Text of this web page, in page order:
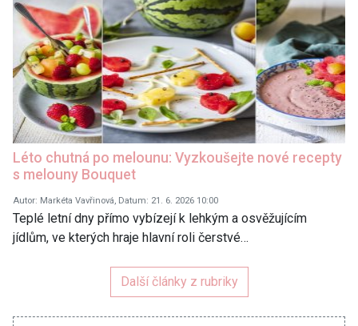
Léto chutná po melounu: Vyzkoušejte nové recepty
s melouny Bouquet
Autor: Markéta Vavřinová, Datum: 21. 6. 2026 10:00
Teplé letní dny přímo vybízejí k lehkým a osvěžujícím
jídlům, ve kterých hraje hlavní roli čerstvé…
Další články z rubriky